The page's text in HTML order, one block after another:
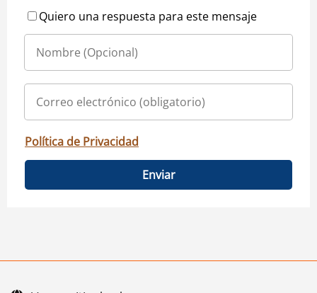
Quiero una respuesta para este mensaje
Política de Privacidad
Enviar